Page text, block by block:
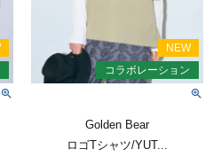
Golden Bear
ロゴTシャツ/YUT...